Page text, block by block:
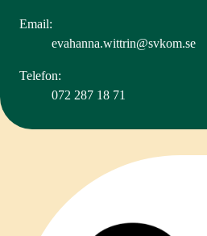
Email:
evahanna.wittrin@svkom.se
Telefon:
072 287 18 71